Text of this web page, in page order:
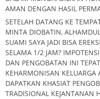
AMAN DENGAN HASIL
SETELAH DATANG KE
MINTA DIOBATIN,
SUAMI SAYA JADI BISA
SELAMA 1/2 JAM?
DAN PENGOBATAN INI
KEHARMONISAN KELUARGA
DAPATKAN KHASIAT
TRADISIONAL KEJANTANAN